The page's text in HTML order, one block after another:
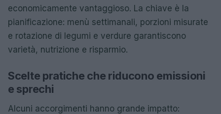
economicamente vantaggioso. La chiave è la
pianificazione: menù settimanali, porzioni misurate
e rotazione di legumi e verdure garantiscono
varietà, nutrizione e risparmio.
Scelte pratiche che riducono emissioni
e sprechi
Alcuni accorgimenti hanno grande impatto: